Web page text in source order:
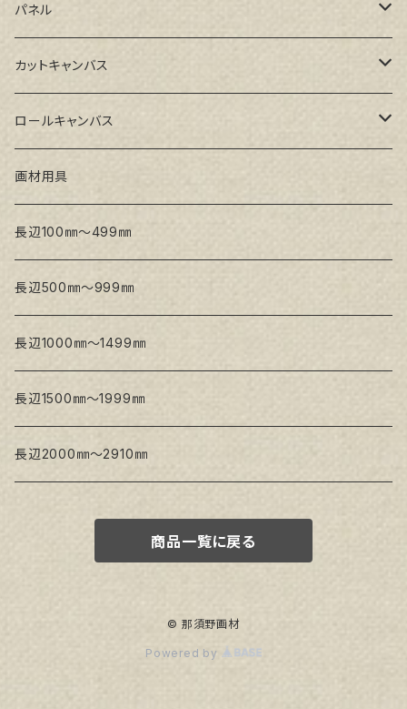
GAERA BA(中荒目)
GAERA GLC(中目)
トークロ イエロー(中目)
トークロ 赤SP(中目)
Snow White SPC(中目)
ルーブル米杉木枠
Paulo木枠
パネル
ラワンパネル
シナパネル
カットキャンバス
GAERA F(中細目)
GAERA BA(中荒目)
Snow White SPC(中目)
Snow White SLA(中目)
ロールキャンバス
GAERA F(中細目) / BA(中荒目)
Snow White SLA(中目)
Snow White SLH(中太目)
Snow White SPC(中目)
トークロ イエロー
生キャンバス
画材用具
長辺100㎜～499㎜
長辺500㎜～999㎜
長辺1000㎜～1499㎜
長辺1500㎜～1999㎜
長辺2000㎜～2910㎜
商品一覧に戻る
© 那須野画材
Powered by